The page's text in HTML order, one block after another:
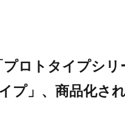
ロトタイプシリ
プ」、商品化さ